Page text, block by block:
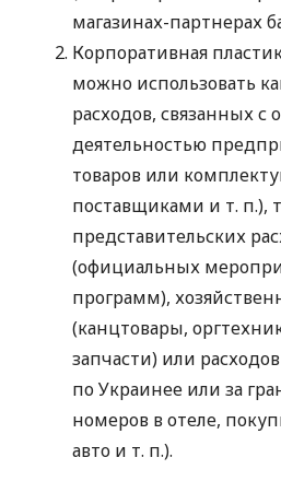
магазинах-партнерах
Корпоративная
можно использовать
расходов, связанных с
деятельностью
товаров или
поставщиками и т. п.),
представительских
(официальных
программ),
(канцтовары,
запчасти) или
по Украинее или за
номеров в отеле,
авто и т. п.).